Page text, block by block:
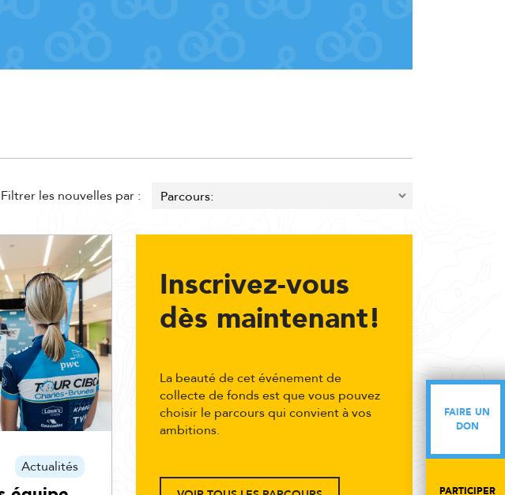
FAIRE UN
DON
PARTICIPER
Filtrer les nouvelles par :
Actualités
Inscrivez-vous
dès maintenant!
La beauté de cet événement de
collecte de fonds est que vous pouvez
choisir le parcours qui convient à vos
ambitions.
FAIRE UN
DON
PARTICIPER